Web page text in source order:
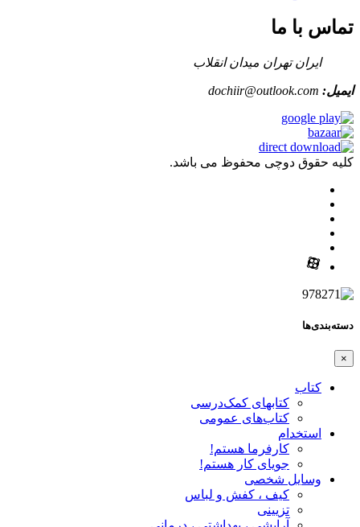
تماس با ما
ایران تهران میدان انقلاب
ایمیل: dochiir@outlook.com
کلیه حقوق دوچی محفوظ می باشد.
دسته‌بندی‌ها
×
کتاب
کتابهای کمک‌درسی
کتاب‌های عمومی
استخدام
کارفرما هستم!
جویای کار هستم!
وسایل شخصی
کیف ، کفش و لباس
تزیینی